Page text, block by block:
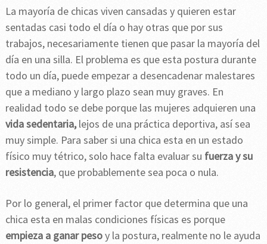
La mayoría de chicas viven cansadas y quieren estar
sentadas casi todo el día o hay otras que por sus
trabajos, necesariamente tienen que pasar la mayoría del
día en una silla. El problema es que esta postura durante
todo un día, puede empezar a desencadenar malestares
que a mediano y largo plazo sean muy graves. En
realidad todo se debe porque las mujeres adquieren una
vida sedentaria,lejos de una práctica deportiva, así sea
muy simple. Para saber si una chica esta en un estado
físico muy tétrico, solo hace falta evaluar su fuerza y su
resistencia, que probablemente sea poca o nula.
Por lo general, el primer factor que determina que una
chica esta en malas condiciones físicas es porque
empieza a ganar pesoy la postura, realmente no le ayuda